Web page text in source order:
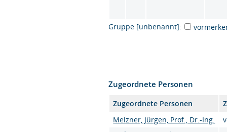
Gruppe [unbenannt]:
Zugeordnete Personen
Zugeordnete Personen
Melzner, Jürgen, Prof., Dr.-Ing.